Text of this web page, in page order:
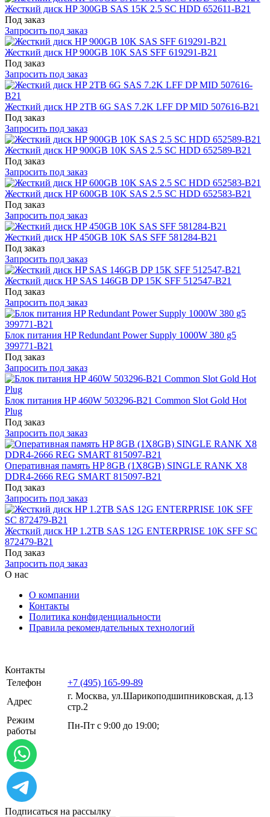
Жесткий диск HP 300GB SAS 15K 2.5 SC HDD 652611-B21
Под заказ
Запросить под заказ
Жесткий диск HP 900GB 10K SAS SFF 619291-B21
Под заказ
Запросить под заказ
Жесткий диск HP 2TB 6G SAS 7.2K LFF DP MID 507616-B21
Под заказ
Запросить под заказ
Жесткий диск HP 900GB 10K SAS 2.5 SC HDD 652589-B21
Под заказ
Запросить под заказ
Жесткий диск HP 600GB 10K SAS 2.5 SC HDD 652583-B21
Под заказ
Запросить под заказ
Жесткий диск HP 450GB 10K SAS SFF 581284-B21
Под заказ
Запросить под заказ
Жесткий диск HP SAS 146GB DP 15K SFF 512547-B21
Под заказ
Запросить под заказ
Блок питания HP Redundant Power Supply 1000W 380 g5
399771-B21
Под заказ
Запросить под заказ
Блок питания HP 460W 503296-B21 Common Slot Gold Hot
Plug
Под заказ
Запросить под заказ
Оперативная память HP 8GB (1X8GB) SINGLE RANK X8
DDR4-2666 REG SMART 815097-B21
Под заказ
Запросить под заказ
Жесткий диск HP 1.2TB SAS 12G ENTERPRISE 10K SFF SC
872479-B21
Под заказ
Запросить под заказ
О нас
О компании
Контакты
Политика конфиденциальности
Правила рекомендательных технологий
Контакты
Телефон
+7 (495) 165-99-89
Адрес
г. Москва, ул.​​Шарикоподшипниковская, д.13
стр.2
Режим
работы
Пн-Пт с 9:00 до 19:00;
Подписаться на рассылку